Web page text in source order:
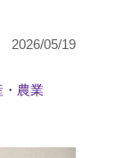
2026/05/19
農業